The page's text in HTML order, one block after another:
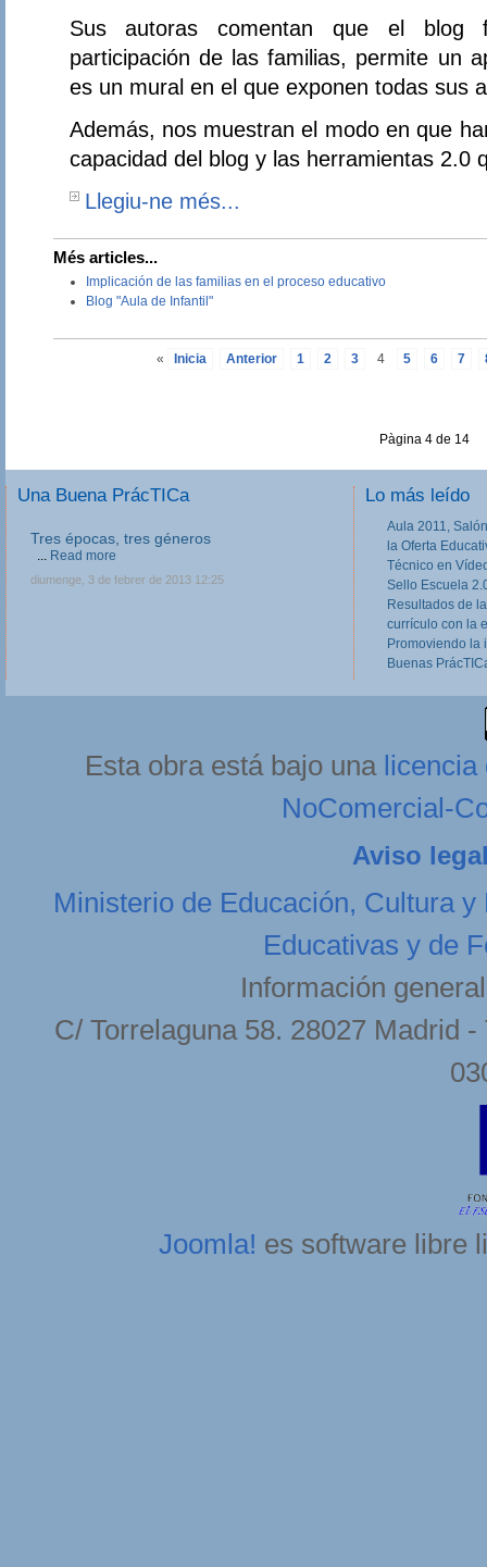
Sus autoras comentan que el blog
participación de las familias, permite un
es un mural en el que exponen todas sus
Además, nos muestran el modo en que
capacidad del blog y las herramientas 2.0
Llegiu-ne més...
Més articles...
Implicación de las familias en el proceso educativo
Blog "Aula de Infantil"
« Inicia Anterior 1 2 3 4 5 6 7
Pàgina 4 de 14
Una Buena PrácTICa
Tres épocas, tres géneros
... Read more
diumenge, 3 de febrer de 2013 12:25
Lo más leído
Aula 2011,
la Oferta
Técnico en
Sello Escuela
Resultados de
currículo con la
Promoviendo la
Buenas
Esta obra está bajo una licencia
NoComercial-
Aviso
Ministerio de Educación, Cultura y
Educativas y de
Información
C/ Torrelaguna 58. 28027 Madrid
Joomla! es software libre